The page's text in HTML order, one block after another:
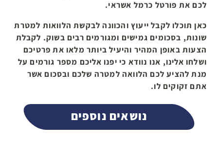
לכם את פורטל כרמל אשראי.
כאן תוכלו לקבל ייעוץ והכוונה לבקשת הלוואות למטרת
שונות, בסכומים גמישים ומגורמים רבים בשוק. לקבלת
הצעות באופן המהיר והיעיל ביותר מלאו את פרטיכם
ושלחו אלינו, אנו נוודא כי יפנו אליכם מספר גורמים על
מנת להציע לכם הלוואה למטרה שלכם ובסכום אשר
אתם זקוקים לו.
נושאים נוספים